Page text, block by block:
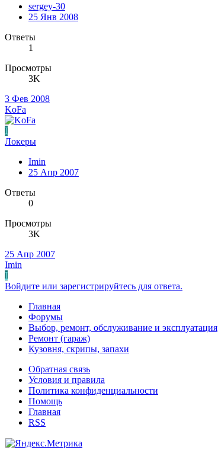
sergey-30
25 Янв 2008
Ответы
1
Просмотры
3K
3 Фев 2008
KoFa
I
Локеры
Imin
25 Апр 2007
Ответы
0
Просмотры
3K
25 Апр 2007
Imin
I
Войдите или зарегистрируйтесь для ответа.
Главная
Форумы
Выбор, ремонт, обслуживание и эксплуатация
Ремонт (гараж)
Кузовня, скрипы, запахи
Обратная связь
Условия и правила
Политика конфиденциальности
Помощь
Главная
RSS